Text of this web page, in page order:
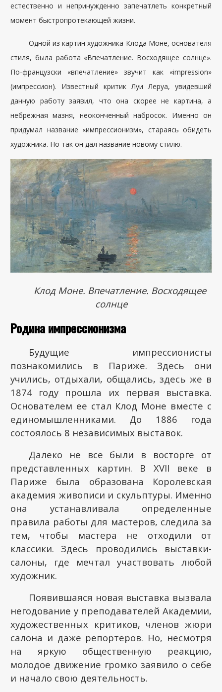
естественно и непринужденно запечатлеть конкретный
момент быстропротекающей жизни.
Одной из картин художника Клода Моне, основателя
стиля, была работа «Впечатление. Восходящее солнце».
По-французски «впечатление» звучит как «impression»
(импрессион). Известный критик Луи Леруа, увидевший
данную работу заявил, что она скорее не картина, а
небрежная мазня, неоконченный набросок. Именно он
придумал название «импрессионизм», стараясь обидеть
художника. Но так он дал название новому стилю.
Клод Моне. Впечатление. Восходящее
солнце
Родина импрессионизма
Будущие импрессионисты
познакомились в Париже. Здесь они
учились, отдыхали, общались, здесь же в
1874 году прошла их первая выставка.
Основателем ее стал Клод Моне вместе с
единомышленниками. До 1886 года
состоялось 8 независимых выставок.
Далеко не все были в восторге от
представленных картин. В XVII веке в
Париже была образована Королевская
академия живописи и скульптуры. Именно
она устанавливала определенные
правила работы для мастеров, следила за
тем, чтобы мастера не отходили от
классики. Здесь проводились выставки-
салоны, где мечтал участвовать любой
художник.
Появившаяся новая выставка вызвала
негодование у преподавателей Академии,
художественных критиков, членов жюри
салона и даже репортеров. Но, несмотря
на яркую общественную реакцию,
молодое движение громко заявило о себе
и начало свою деятельность.